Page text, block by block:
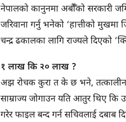
नेपालको कानुनमा अर्बौँको सरकारी
जरिवाना गर्नु भनेको ‘हात्तीको मुखमा
चन्द्र ढकालका लागि राज्यले दिएको
१ लाख कि २० लाख ?
अझ रोचक कुरा त के छ भने, तत्कालीन
साम्राज्य जोगाउन यति आतुर थिए कि
गरेर फाइल बन्द गर्न सचिवलाई दबाब